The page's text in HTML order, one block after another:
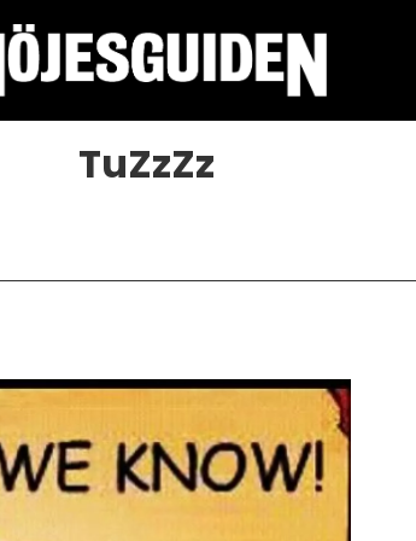
TuZzZz